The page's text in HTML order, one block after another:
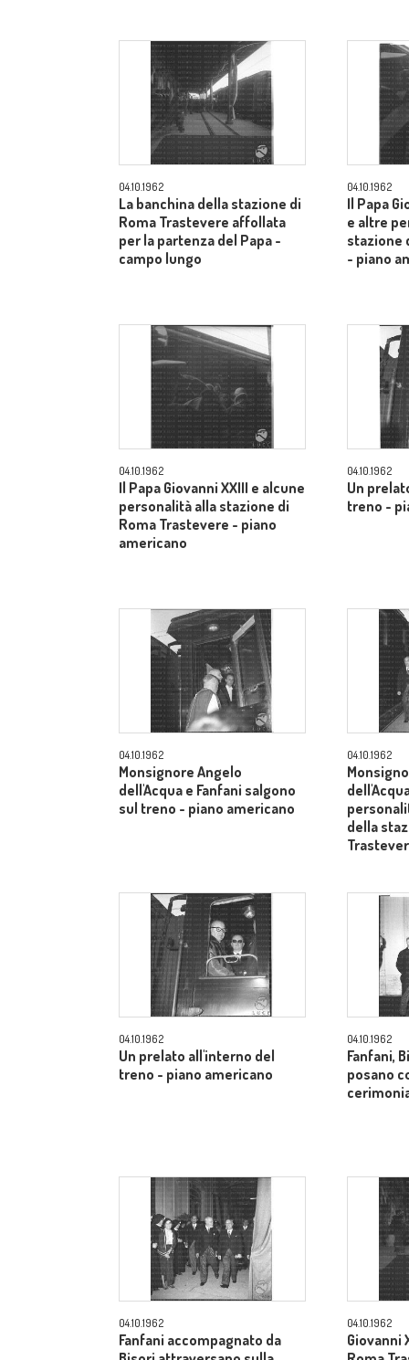
04.10.1962
La banchina della stazione di
Roma Trastevere affollata
per la partenza del Papa -
campo lungo
04.10.1962
Il Papa
e altre
stazione
- piano
04.10.1962
Il Papa Giovanni XXIII e alcune
personalità alla stazione di
Roma Trastevere - piano
americano
04.10.1962
Un
treno -
04.10.1962
Monsignore Angelo
dell'Acqua e Fanfani salgono
sul treno - piano americano
04.10.1962
della
04.10.1962
Un prelato all'interno del
treno - piano americano
04.10.1962
Fanfani,
posano
04.10.1962
Fanfani accompagnato da
04.10.1962
Giovanni